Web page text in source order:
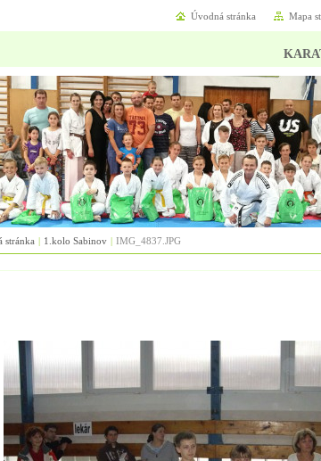
stránka | 1.kolo Sabinov | IMG_4837.JPG
Úvodná stránka Mapa